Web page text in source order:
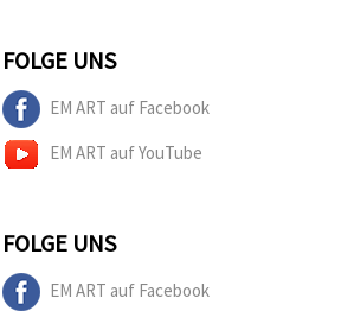
FOLGE UNS
EM ART auf Facebook
EM ART auf YouTube
FOLGE UNS
EM ART auf Facebook